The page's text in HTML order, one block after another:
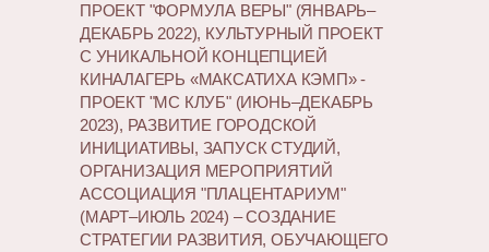
ПРОЕКТ "ФОРМУЛА ВЕРЫ" (ЯНВАРЬ–
ДЕКАБРЬ 2022), КУЛЬТУРНЫЙ ПРОЕКТ
С УНИКАЛЬНОЙ КОНЦЕПЦИЕЙ
КИНАЛАГЕРЬ «МАКСАТИХА КЭМП» -
ПРОЕКТ "МС КЛУБ" (ИЮНЬ–ДЕКАБРЬ
2023), РАЗВИТИЕ ГОРОДСКОЙ
ИНИЦИАТИВЫ, ЗАПУСК СТУДИЙ,
ОРГАНИЗАЦИЯ МЕРОПРИЯТИЙ
АССОЦИАЦИЯ "ПЛАЦЕНТАРИУМ"
(МАРТ–ИЮЛЬ 2024) – СОЗДАНИЕ
СТРАТЕГИИ РАЗВИТИЯ, ОБУЧАЮЩЕГО